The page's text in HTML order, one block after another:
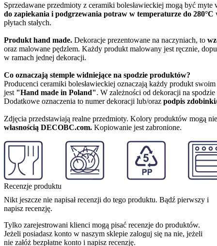
Sprzedawane przedmioty z ceramiki bolesławieckiej mogą być
do zapiekania i podgrzewania potraw w temperaturze do 280°C
płytach stałych.
Produkt hand made. Dekoracje prezentowane na naczyniach, to
oraz malowane pędzlem. Każdy produkt malowany jest ręcznie,
w ramach jednej dekoracji.
Co oznaczają stemple widniejące na spodzie produktów?
Producenci ceramiki bolesławieckiej oznaczają każdy produkt swoim
jest "Hand made in Poland". W zależności od dekoracji na
Dodatkowe oznaczenia to numer dekoracji lub/oraz podpis
Zdjęcia przedstawiają realne przedmioty. Kolory produktów mogą
własnością DECOBC.com. Kopiowanie jest zabronione.
Recenzje produktu
Nikt jeszcze nie napisał recenzji do tego produktu. Bądź pierwszy i
napisz recenzję.
Tylko zarejestrowani klienci mogą pisać recenzje do produktów.
Jeżeli posiadasz konto w naszym sklepie zaloguj się na nie, jeżeli
nie załóż bezpłatne konto i napisz recenzję.